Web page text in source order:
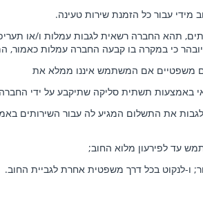
עבור כל הזמנת שירות טעינה.
תהא החברה רשאית לגבות עמלות ו/או
כי במקרה בו קבעה החברה עמלות
משפטיים אם המשתמש איננו ממלא את
באמצעות תשתית סליקה שתיקבע על ידי
את התשלום המגיע לה עבור השירותים
עד לפירעון מלוא החוב;
ו-לנקוט בכל דרך משפטית אחרת לגביית החוב.